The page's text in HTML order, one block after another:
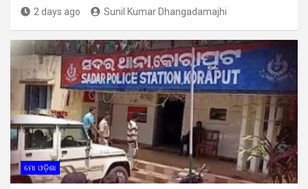
2 days ago Sunil Kumar Dhangadamajhi
ମୋ ଓଡ଼ିଶା